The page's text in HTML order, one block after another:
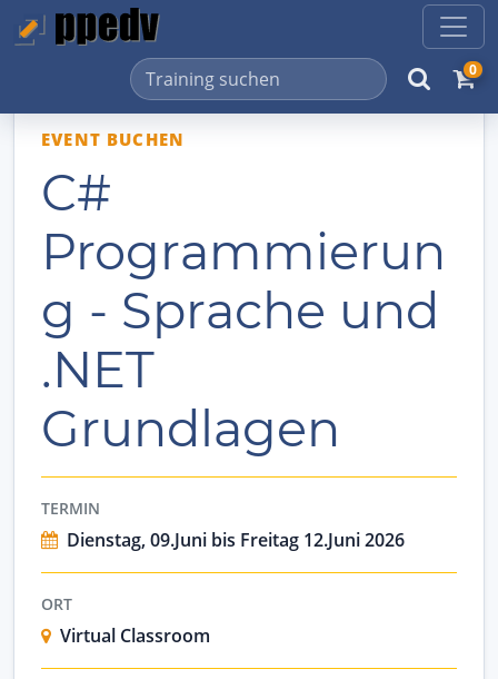
0
EVENT BUCHEN
C#
Programmierun
g - Sprache und
.NET
Grundlagen
TERMIN
Dienstag, 09.Juni bis Freitag 12.Juni 2026
ORT
Virtual Classroom